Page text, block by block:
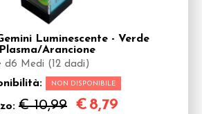
Luminescente - Verde
Plasma/Arancione
d6 Medi (12 dadi)
NON DISPONIBILE
€ 10,99 € 8,79